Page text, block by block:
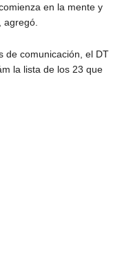
en la mente y
agregó.
de comunicación, el DT
la lista de los 23 que